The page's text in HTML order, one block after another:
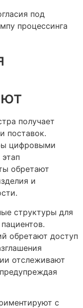
под
процессинга
получает
поставок.
цифровыми
обретают
и
структуры для
обретают доступ
отслеживают
с